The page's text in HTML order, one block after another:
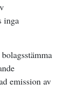
inga
emission av